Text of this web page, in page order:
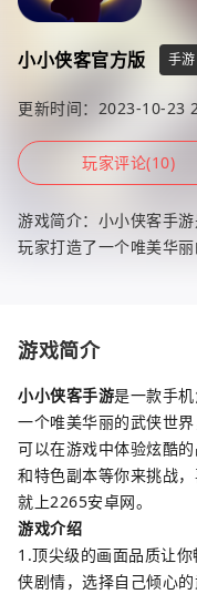
小小侠客官方版 手游
更新时间：2023-10-23
玩家评论(10)
游戏简介：小小侠客手
玩家打造了一个唯美华
游戏简介
小小侠客手游是一款手
一个唯美华丽的武侠世
可以在游戏中体验炫酷
和特色副本等你来挑战
就上2265安卓网。
游戏介绍
1.顶尖级的画面品质让
侠剧情，选择自己倾心的